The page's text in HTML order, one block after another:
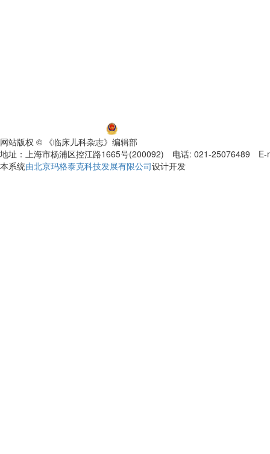
网站版权 © 《临床儿科杂志》编辑部
地址：上海市杨浦区控江路1665号(200092) 电话: 021-25076489 E-
本系统由北京玛格泰克科技发展有限公司设计开发